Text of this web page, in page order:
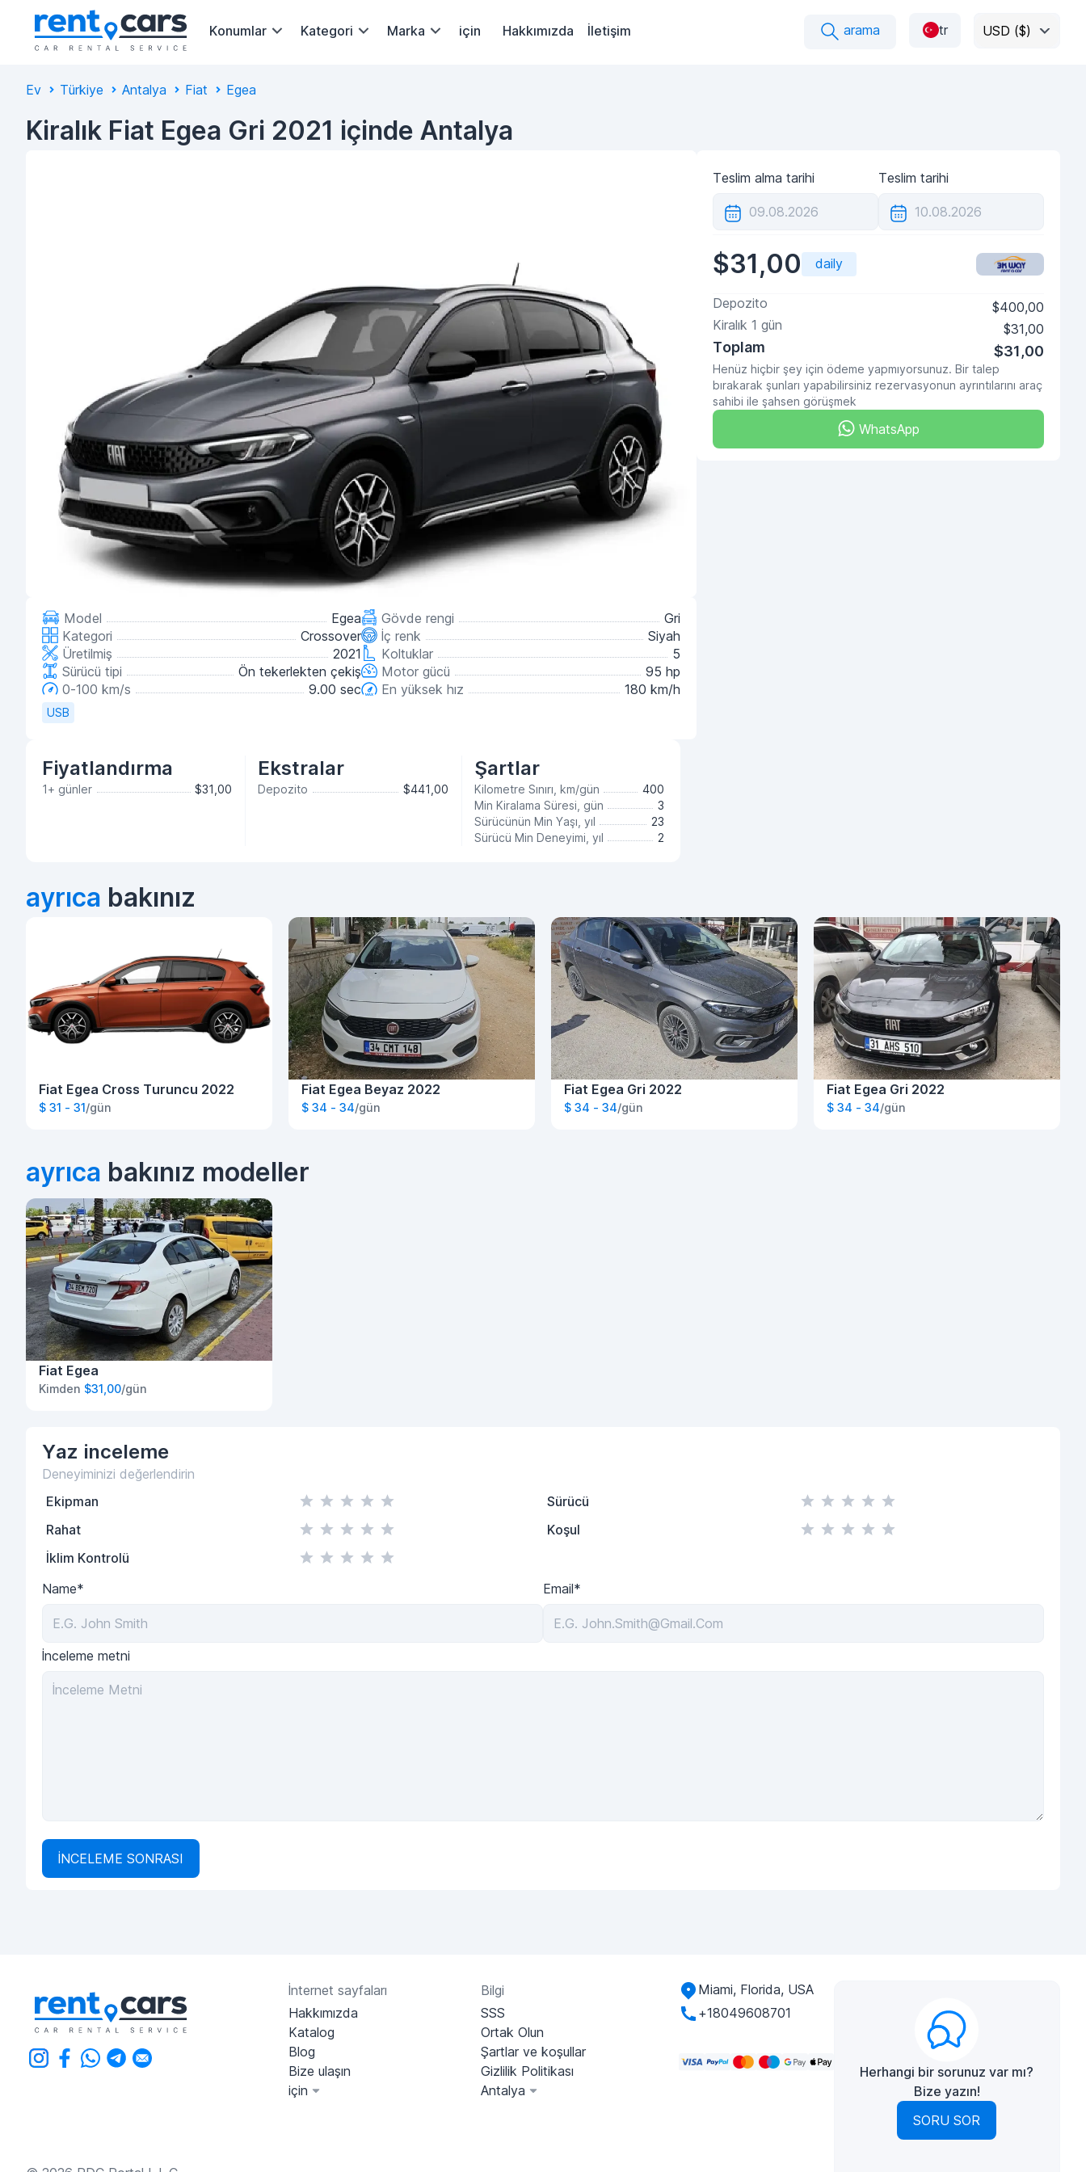
Konumlar Kategori Marka için Hakkımızda İletişim arama tr USD ($)
Ev Türkiye Antalya Fiat Egea
Kiralık Fiat Egea Gri 2021 içinde Antalya
Model
Egea
Kategori
Crossover
Üretilmiş
2021
Sürücü tipi
Ön tekerlekten çekiş
0-100 km/s
9.00 sec
Gövde rengi
Gri
İç renk
Siyah
Koltuklar
5
Motor gücü
95 hp
En yüksek hız
180 km/h
USB
Fiyatlandırma
1+ günler $31,00
Ekstralar
Depozito $441,00
Şartlar
Kilometre Sınırı, km/gün
400
Min Kiralama Süresi, gün
3
Sürücünün Min Yaşı, yıl
23
Sürücü Min Deneyimi, yıl
2
Teslim alma tarihi Teslim tarihi
$31,00 daily
Depozito
$400,00
Kiralık 1 gün $31,00
Toplam $31,00
Henüz hiçbir şey için ödeme yapmıyorsunuz. Bir talep
bırakarak şunları yapabilirsiniz rezervasyonun ayrıntılarını araç
sahibi ile şahsen görüşmek
WhatsApp
ayrıca bakınız
Fiat Egea Cross Turuncu 2022
$ 31 - 31/gün
Fiat Egea Beyaz 2022
$ 34 - 34/gün
Fiat Egea Gri 2022
$ 34 - 34/gün
Fiat Egea Gri 2022
$ 34 - 34/gün
ayrıca bakınız modeller
Fiat Egea
Kimden $31,00/gün
Yaz inceleme
Deneyiminizi değerlendirin
Ekipman
Rahat
İklim Kontrolü
Sürücü
Koşul
Name* Email*
İnceleme metni
İNCELEME SONRASI
İnternet sayfaları
Hakkımızda
Katalog
Blog
Bize ulaşın
için
Bilgi
SSS
Ortak Olun
Şartlar ve koşullar
Gizlilik Politikası
Antalya
Miami, Florida, USA
+18049608701
Herhangi bir sorunuz var mı?
Bize yazın!
SORU SOR